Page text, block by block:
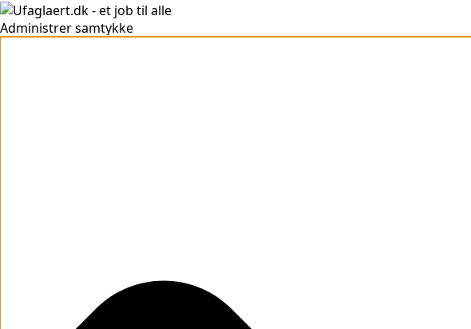
Administrer samtykke